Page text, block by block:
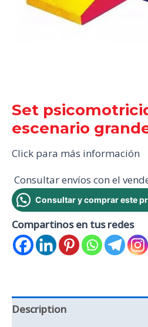
Set
escenario
Click para más información
Consultar envíos con el
Consultar y comprar este
Compartinos en tus redes
Description